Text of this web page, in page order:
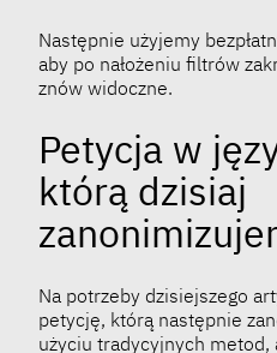
Następnie użyjemy
aby po nałożeniu filtrów
znów widoczne.
Petycja w
którą dzisiaj
Na potrzeby dzisiejszego
petycję, którą następnie
użyciu tradycyjnych metod,